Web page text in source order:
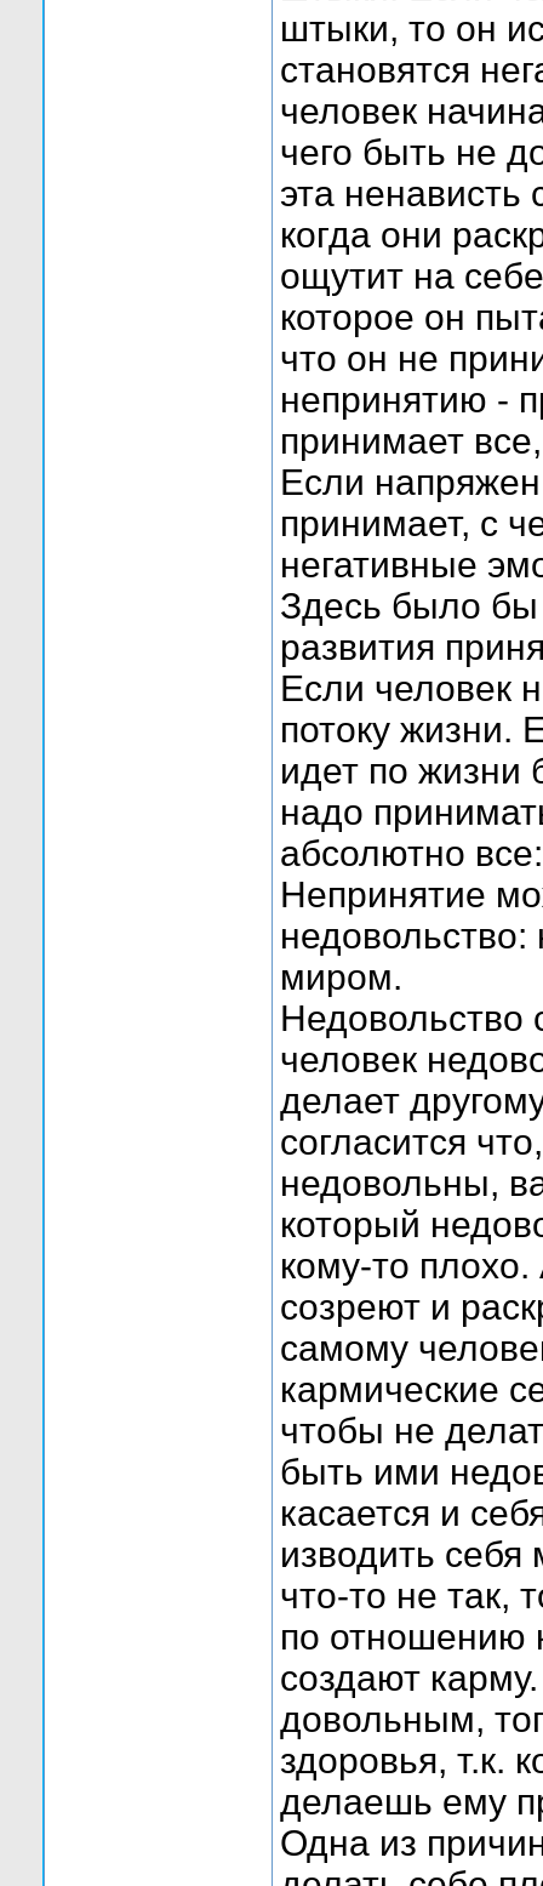
штыки, то он
становятся
человек
чего быть не
эта ненависть
когда они
ощутит на
которое он
что он не
непринятию -
принимает
Если
принимает, с
негативные
Здесь было
развития
Если человек
потоку жизни.
идет по жизни
надо
абсолютно
Непринятие
недовольство:
миром.
Недовольство
человек
делает
согласится
недовольны,
который
кому-то
созреют и
самому
кармические
чтобы не
быть ими
касается и
изводить
что-то не так,
по отношению
создают
довольным,
здоровья, т.к.
делаешь ему
Одна из